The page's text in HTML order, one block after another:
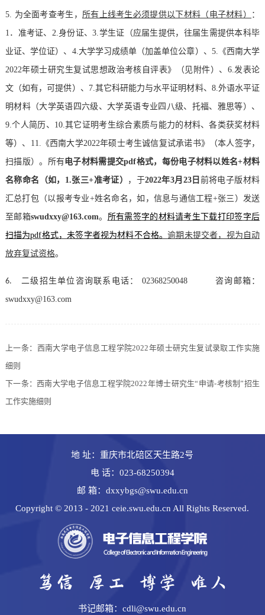
5. 为全面考查考生， 所有上线考生必须提供以下材料（电子材料） ：
1 ．准考证、 2. 身份证、3. 学生证（应届生提供，往届生需提供本科毕
业证、学位证）、 4. 大学学习成绩单（加盖单位公章）、 5. 《西南大学
2022年硕士研究生复试思想政治考核自评表》（见附件）、 6. 发表论
文（如有，可提供）、 7. 其它科研能力与水平证明材料、 8. 外语水平证
明材料（大学英语四六级、大学英语专业四八级、托福、雅思等）、
9. 个人简历、 10. 其它证明考生综合素质与能力的材料、各类获奖材料
等）、 11. 《西南大学2022年硕士考生诚信复试承诺书》（本人签字，
扫描版）。所有 电子材料需提交pdf格式，每份电子材料以姓名+材料
名称命名（如， 1.张三+准考证） ，于2022年3月 23日 前将电子版材料
汇总打包（以报考专业+姓名命名，如，信息与通信工程+张三）发送
至邮箱swudxxy@163.com。 所有需签字的材料请考生下载打印签字后
扫描为pdf格式，未签字者视为材料不合格。逾期未提交者，视为自动
放弃复试资格。
6. 二级招生单位咨询联系电话： 02368250048咨询邮箱：
swudxxy@163.com
上一条： 西南大学电子信息工程学院2022年硕士研究生复试录取工作实施
细则
下一条：西南大学电子信息工程学院2022年博士研究生“申请-考核制”招生
工作实施细则
地 址：重庆市北碚区天生路2号
电 话：023-68250394
邮 箱：dxxybgs@swu.edu.cn
Copyright © 2013 - 2021 ceie.swu.edu.cn All Rights Reserved.
书记邮箱：cdli@swu.edu.cn